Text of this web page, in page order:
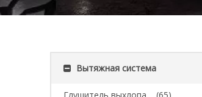
Вытяжная система